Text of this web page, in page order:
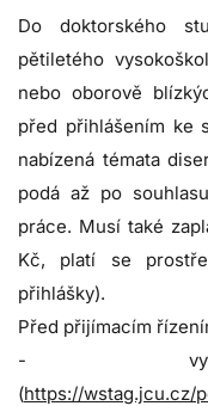
Do doktorského
pětiletého
nebo oborově
před přihlášením ke
nabízená témata
podá až po
práce. Musí také
Kč, platí se
přihlášky).
Před přijímacím
-
(https://wstag.jcu.cz/